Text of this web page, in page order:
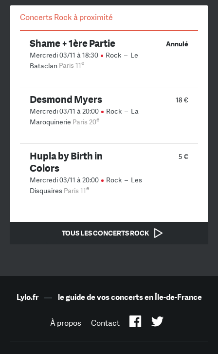
Concerts Rock à proximité
Annulé
Shame + 1ère Partie
Mercredi 03/11 à 18:30 Rock – Le
Bataclan Paris 11e
18 €
Desmond Myers
Mercredi 03/11 à 20:00 Rock – La
Maroquinerie Paris 20e
5 €
Hupla by Birth in
Colors
Mercredi 03/11 à 20:00 Rock – Les
Disquaires Paris 11e
TOUS LES CONCERTS ROCK
Lylo.fr— le guide de vos concerts en Île-de-France
À propos Contact